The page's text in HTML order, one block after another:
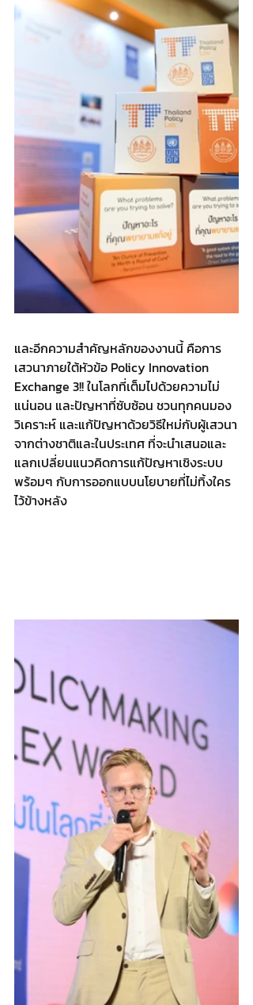
และอีกความสำคัญหลักของงานนี้ คือการ
เสวนาภายใต้หัวข้อ Policy Innovation
Exchange 3!! ในโลกที่เต็มไปด้วยความไม่
แน่นอน และปัญหาที่ซับซ้อน ชวนทุกคนมอง
วิเคราะห์ และแก้ปัญหาด้วยวิธีใหม่กับผู้เสวนา
จากต่างชาติและในประเทศ ที่จะนำเสนอและ
แลกเปลี่ยนแนวคิดการแก้ปัญหาเชิงระบบ
พร้อมๆ กับการออกแบบนโยบายที่ไม่ทิ้งใคร
ไว้ข้างหลัง